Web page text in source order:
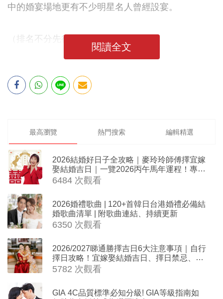
中的婚宴場地更有不少明星名人曾經設宴。
（排名不分先後）
閱讀全文
最高瀏覽 熱門搜索 編輯精選
2026結婚好日子全攻略｜麥玲玲師傅擇宜嫁
娶結婚吉日｜一覽2026丙午馬年運程！專業
擇日結婚+避開沖煞生肖指南
6484 次觀看
2026婚禮歌曲 | 120+首韓日台港婚禮必備結
婚歌曲清單 | 附歌曲連結、持續更新
6350 次觀看
2026/2027睇通勝擇吉日6大注意事項｜自行
擇日攻略！宜嫁娶結婚吉日、擇日禁忌、相
沖生肖一覽
5782 次觀看
GIA 4C品質標準必知分級! GIA等級指南如